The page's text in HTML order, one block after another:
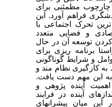
چارچوب مطمئنی برای
فراهم آورد. این
تحرک اجتماعی با
و فضایی متعدد
کردن توسعه آن در حال
برنامه ریزی برای
و شرایط گوناگونی
کارگیری نظام مند و
به این مهم دست یافت.
آینده پژوهی و
آینده در فرایند
میان پیشران­های